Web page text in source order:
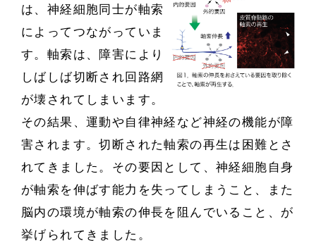
は、神経細胞同士が軸索
によってつながっていま
す。軸索は、障害により
しばしば切断され回路網
が壊されてしまいます。
その結果、運動や自律神経など神経の機能が障
害されます。切断された軸索の再生は困難とさ
れてきました。その要因として、神経細胞自身
が軸索を伸ばす能力を失ってしまうこと、また
脳内の環境が軸索の伸長を阻んでいること、が
挙げられてきました。